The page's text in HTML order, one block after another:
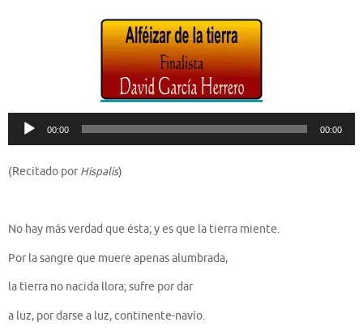
Reproductor
00:00 00:00
(Recitado por Hispalis)
No hay más verdad que ésta; y es que la tierra miente.
Por la sangre que muere apenas alumbrada,
la tierra no nacida llora; sufre por dar
a luz, por darse a luz, continente-navío.